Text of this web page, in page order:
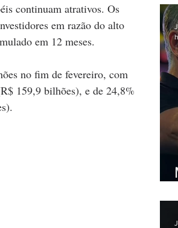
continuam atrativos. Os
em razão do alto
em 12 meses.
no fim de fevereiro, com
159,9 bilhões), e de 24,8%